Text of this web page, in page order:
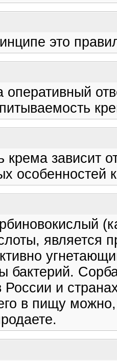
это
оперативный
крема зависит
особенностей
является
бактерий.
России и
в пищу